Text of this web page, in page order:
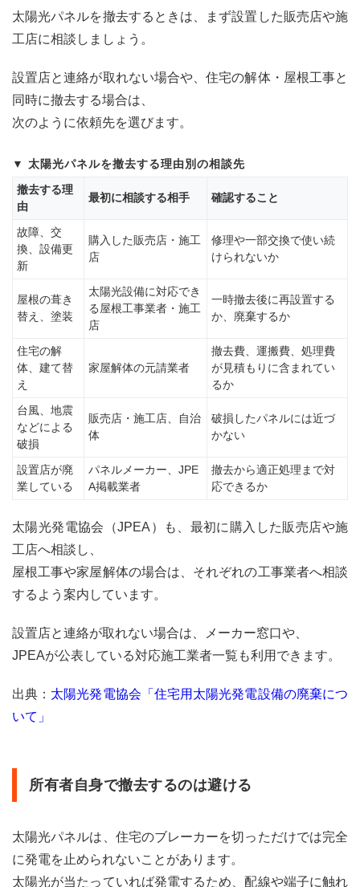
1.1
者自
撤去
する
る
2
光パ
ネル
の撤
分ま
での
2.1
理・
継続
リユ
ース
能か
確認
する
2.2
2．
を依
頼す
2.3
処理
りを
確認
する
太陽光パネルを撤去するときは、まず設置した販売店や施
工店に相談しましょう。
設置店と連絡が取れない場合や、住宅の解体・屋根工事と
同時に撤去する場合は、
次のように依頼先を選びます。
太陽光パネルを撤去する理由別の相談先
撤去する理
由
最初に相談する相手 確認すること
故障、交
換、設備更
新
購入した販売店・施工
店
修理や一部交換で使い続
けられないか
屋根の葺き
替え、塗装
太陽光設備に対応でき
る屋根工事業者・施工
店
一時撤去後に再設置する
か、廃棄するか
住宅の解
体、建て替
え
家屋解体の元請業者
撤去費、運搬費、処理費
が見積もりに含まれてい
るか
台風、地震
などによる
破損
販売店・施工店、自治
体
破損したパネルには近づ
かない
設置店が廃
業している
パネルメーカー、JPE
A掲載業者
撤去から適正処理まで対
応できるか
太陽光発電協会（JPEA）も、最初に購入した販売店や施
工店へ相談し、
屋根工事や家屋解体の場合は、それぞれの工事業者へ相談
するよう案内しています。
設置店と連絡が取れない場合は、メーカー窓口や、
JPEAが公表している対応施工業者一覧も利用できます。
出典： 太陽光発電協会「住宅用太陽光発電設備の廃棄につ
いて」
所有者自身で撤去するのは避ける
太陽光パネルは、住宅のブレーカーを切っただけでは完全
に発電を止められないことがあります。
太陽光が当たっていれば発電するため、配線や端子に触れ